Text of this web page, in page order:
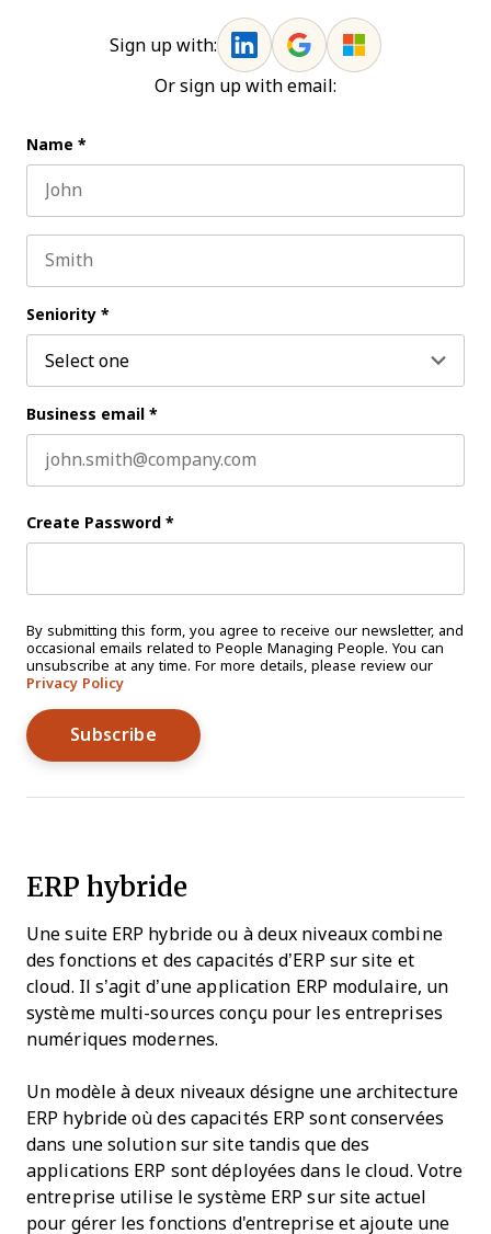
Sign up with:
Or sign up with email:
Name *
Seniority *
Business email *
Create Password *
By submitting this form, you agree to receive our newsletter, and
occasional emails related to People Managing People. You can
unsubscribe at any time. For more details, please review our
Privacy Policy
ERP hybride
Une suite ERP hybride ou à deux niveaux combine
des fonctions et des capacités d’ERP sur site et
cloud. Il s’agit d’une application ERP modulaire, un
système multi-sources conçu pour les entreprises
numériques modernes.
Un modèle à deux niveaux désigne une architecture
ERP hybride où des capacités ERP sont conservées
dans une solution sur site tandis que des
applications ERP sont déployées dans le cloud. Votre
entreprise utilise le système ERP sur site actuel
pour gérer les fonctions d'entreprise et ajoute une